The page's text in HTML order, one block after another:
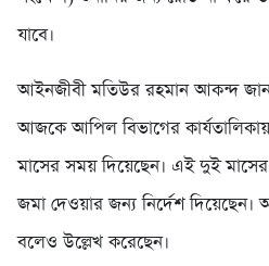
যাবে।
আইনজীবী মতিউর রহমান আকন্দ
আজকে আপিল বিভাগের
মাসের সময় দিয়েছেন। এই দুই
জমা দেওয়ার জন্য নির্দেশ
বলেও উল্লেখ করেছেন।